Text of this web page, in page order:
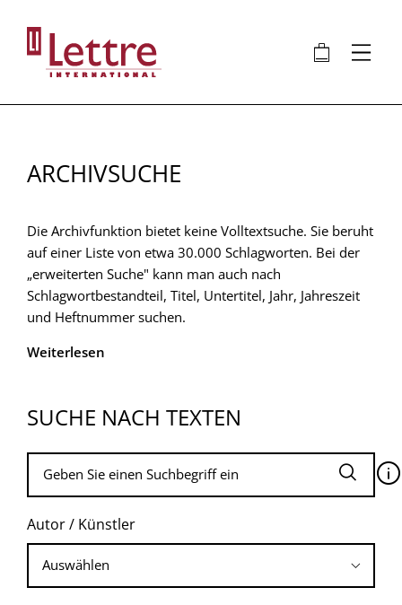
Inhalt
🛍 ⋮
ARCHIVSUCHE
Die Archivfunktion bietet keine Volltextsuche. Sie beruht
auf einer Liste von etwa 30.000 Schlagworten. Bei der
„erweiterten Suche" kann man auch nach
Schlagwortbestandteil, Titel, Untertitel, Jahr, Jahreszeit
und Heftnummer suchen.
Weiterlesen
SUCHE NACH TEXTEN
🛈
Autor / Künstler